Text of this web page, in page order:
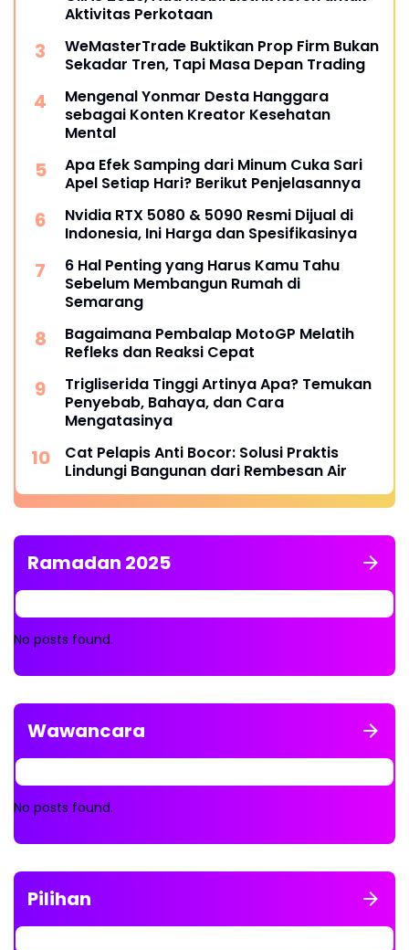
Aktivitas Perkotaan
WeMasterTrade Buktikan Prop Firm Bukan
Sekadar Tren, Tapi Masa Depan Trading
Mengenal Yonmar Desta Hanggara
sebagai Konten Kreator Kesehatan
Mental
Apa Efek Samping dari Minum Cuka Sari
Apel Setiap Hari? Berikut Penjelasannya
Nvidia RTX 5080 & 5090 Resmi Dijual di
Indonesia, Ini Harga dan Spesifikasinya
6 Hal Penting yang Harus Kamu Tahu
Sebelum Membangun Rumah di
Semarang
Bagaimana Pembalap MotoGP Melatih
Refleks dan Reaksi Cepat
Trigliserida Tinggi Artinya Apa? Temukan
Penyebab, Bahaya, dan Cara
Mengatasinya
Cat Pelapis Anti Bocor: Solusi Praktis
Lindungi Bangunan dari Rembesan Air
Ramadan 2025
No posts found.
Wawancara
No posts found.
Pilihan